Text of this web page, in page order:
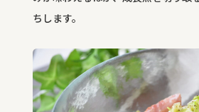
ちします。